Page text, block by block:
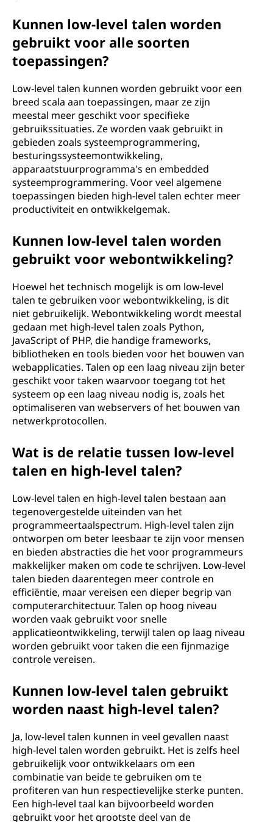
Kunnen low-level talen worden
gebruikt voor alle soorten
toepassingen?
Low-level talen kunnen worden gebruikt voor een
breed scala aan toepassingen, maar ze zijn
meestal meer geschikt voor specifieke
gebruikssituaties. Ze worden vaak gebruikt in
gebieden zoals systeemprogrammering,
besturingssysteemontwikkeling,
apparaatstuurprogramma's en embedded
systeemprogrammering. Voor veel algemene
toepassingen bieden high-level talen echter meer
productiviteit en ontwikkelgemak.
Kunnen low-level talen worden
gebruikt voor webontwikkeling?
Hoewel het technisch mogelijk is om low-level
talen te gebruiken voor webontwikkeling, is dit
niet gebruikelijk. Webontwikkeling wordt meestal
gedaan met high-level talen zoals Python,
JavaScript of PHP, die handige frameworks,
bibliotheken en tools bieden voor het bouwen van
webapplicaties. Talen op een laag niveau zijn beter
geschikt voor taken waarvoor toegang tot het
systeem op een laag niveau nodig is, zoals het
optimaliseren van webservers of het bouwen van
netwerkprotocollen.
Wat is de relatie tussen low-level
talen en high-level talen?
Low-level talen en high-level talen bestaan aan
tegenovergestelde uiteinden van het
programmeertaalspectrum. High-level talen zijn
ontworpen om beter leesbaar te zijn voor mensen
en bieden abstracties die het voor programmeurs
makkelijker maken om code te schrijven. Low-level
talen bieden daarentegen meer controle en
efficiëntie, maar vereisen een dieper begrip van
computerarchitectuur. Talen op hoog niveau
worden vaak gebruikt voor snelle
applicatieontwikkeling, terwijl talen op laag niveau
worden gebruikt voor taken die een fijnmazige
controle vereisen.
Kunnen low-level talen gebruikt
worden naast high-level talen?
Ja, low-level talen kunnen in veel gevallen naast
high-level talen worden gebruikt. Het is zelfs heel
gebruikelijk voor ontwikkelaars om een
combinatie van beide te gebruiken om te
profiteren van hun respectievelijke sterke punten.
Een high-level taal kan bijvoorbeeld worden
gebruikt voor het grootste deel van de